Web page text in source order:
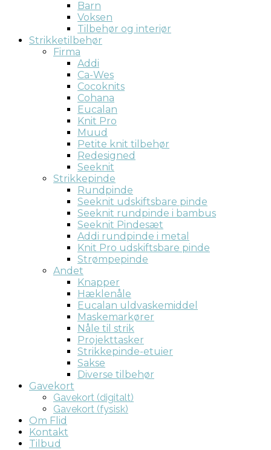
Barn
Voksen
Tilbehør og interiør
Strikketilbehør
Firma
Addi
Ca-Wes
Cocoknits
Cohana
Eucalan
Knit Pro
Muud
Petite knit tilbehør
Redesigned
Seeknit
Strikkepinde
Rundpinde
Seeknit udskiftsbare pinde
Seeknit rundpinde i bambus
Seeknit Pindesæt
Addi rundpinde i metal
Knit Pro udskiftsbare pinde
Strømpepinde
Andet
Knapper
Hæklenåle
Eucalan uldvaskemiddel
Maskemarkører
Nåle til strik
Projekttasker
Strikkepinde-etuier
Sakse
Diverse tilbehør
Gavekort
Gavekort (digitalt)
Gavekort (fysisk)
Om Flid
Kontakt
Tilbud